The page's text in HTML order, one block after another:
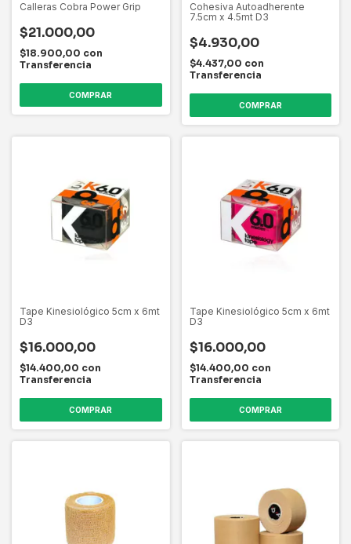
Calleras Cobra Power Grip
$21.000,00
$18.900,00 con
Transferencia
Cohesiva Autoadherente
7.5cm x 4.5mt D3
$4.930,00
$4.437,00 con
Transferencia
Tape Kinesiológico 5cm x 6mt
D3
$16.000,00
$14.400,00 con
Transferencia
Tape Kinesiológico 5cm x 6mt
D3
$16.000,00
$14.400,00 con
Transferencia